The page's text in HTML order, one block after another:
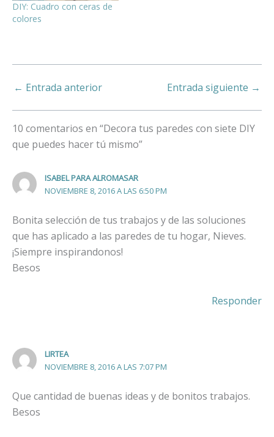
DIY: Cuadro con ceras de
colores
← Entrada anterior Entrada siguiente →
10 comentarios en “Decora tus paredes con siete DIY
que puedes hacer tú mismo”
ISABEL PARA ALROMASAR
NOVIEMBRE 8, 2016 A LAS 6:50 PM
Bonita selección de tus trabajos y de las soluciones
que has aplicado a las paredes de tu hogar, Nieves.
¡Siempre inspirandonos!
Besos
Responder
LIRTEA
NOVIEMBRE 8, 2016 A LAS 7:07 PM
Que cantidad de buenas ideas y de bonitos trabajos.
Besos